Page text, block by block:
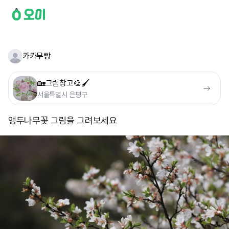
카카무빵
🏡그림창고🎨🖌
서울특별시 은평구
앵두나무꽃 그림을 그려보세요